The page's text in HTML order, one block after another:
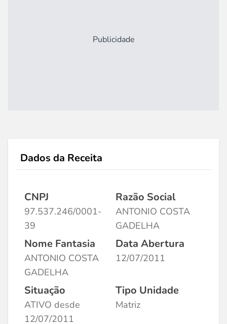
Publicidade
Dados da Receita
CNPJ
97.537.246/0001-
39
Razão Social
ANTONIO COSTA
GADELHA
Nome Fantasia
ANTONIO COSTA
GADELHA
Data Abertura
12/07/2011
Situação
ATIVO desde
12/07/2011
Tipo Unidade
Matriz